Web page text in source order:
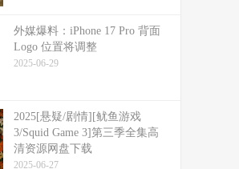
外媒爆料：​​iPhone 17 Pro 背面
Logo 位置将调整​​
2025-06-29
2025[悬疑/剧情][鱿鱼游戏
3/Squid Game 3]第三季全集高
清资源网盘下载
2025-06-27